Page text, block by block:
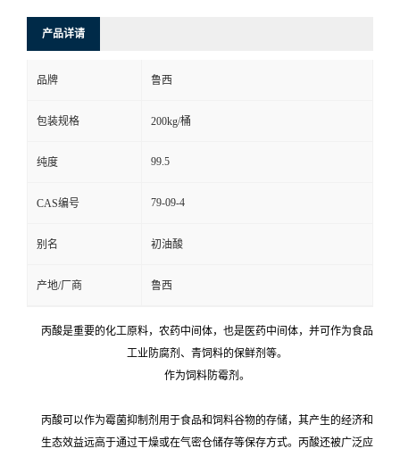
产品详请
品牌 鲁西
包装规格 200kg/桶
纯度 99.5
CAS编号 79-09-4
别名 初油酸
产地/厂商 鲁西
丙酸是重要的化工原料，农药中间体，也是医药中间体，并可作为食品
工业防腐剂、青饲料的保鲜剂等。
作为饲料防霉剂。
丙酸可以作为霉菌抑制剂用于食品和饲料谷物的存储，其产生的经济和
生态效益远高于通过干燥或在气密仓储存等保存方式。丙酸还被广泛应